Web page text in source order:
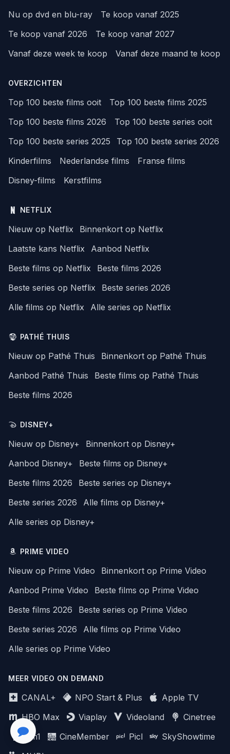
Nu op dvd en blu-ray
Te koop vanaf 2025
Te koop vanaf 2026
Te koop vanaf 2027
Vanaf deze week te koop
Vanaf deze maand te koop
OVERZICHTEN
Top 100 beste films ooit
Top 100 beste films 2025
Top 100 beste films 2026
Top 100 beste series ooit
Top 100 beste series 2025
Top 100 beste series 2026
Kinderfilms
Nederlandse films
Franse films
Disney-films
Kerstfilms
NETFLIX
Nieuw op Netflix
Binnenkort op Netflix
Laatste kans Netflix
Aanbod Netflix
Beste films op Netflix
Beste films 2026
Beste series op Netflix
Beste series 2026
Alle films op Netflix
Alle series op Netflix
PATHÉ THUIS
Nieuw op Pathé Thuis
Binnenkort op Pathé Thuis
Aanbod Pathé Thuis
Beste films op Pathé Thuis
Beste films 2026
DISNEY+
Nieuw op Disney+
Binnenkort op Disney+
Aanbod Disney+
Beste films op Disney+
Beste films 2026
Beste series op Disney+
Beste series 2026
Alle films op Disney+
Alle series op Disney+
PRIME VIDEO
Nieuw op Prime Video
Binnenkort op Prime Video
Aanbod Prime Video
Beste films op Prime Video
Beste films 2026
Beste series op Prime Video
Beste series 2026
Alle films op Prime Video
Alle series op Prime Video
MEER VIDEO ON DEMAND
CANAL+ NPO Start & Plus
Apple TV
HBO Max
Viaplay Videoland
Cinetree
Film1
CineMember Picl
SkyShowtime